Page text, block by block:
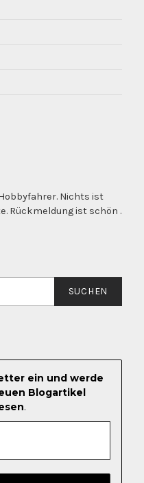
Nichts ist
Rückmeldung ist schön .
ein und werde
Blogartikel
.